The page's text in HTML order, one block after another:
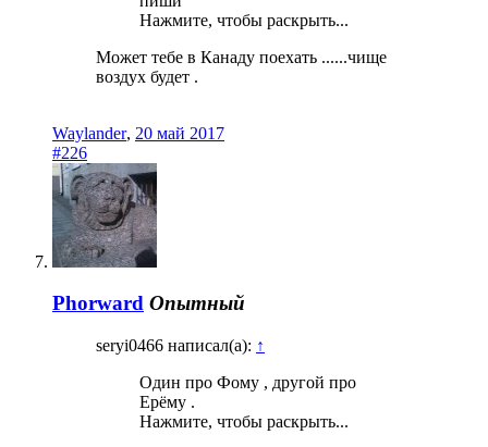
Нажмите, чтобы раскрыть...
Может тебе в Канаду поехать ......чище
воздух будет .
Waylander, 20 май 2017
#226
Phorward Опытный
seryi0466 написал(а): ↑
Один про Фому , другой про
Ерёму .
Нажмите, чтобы раскрыть...